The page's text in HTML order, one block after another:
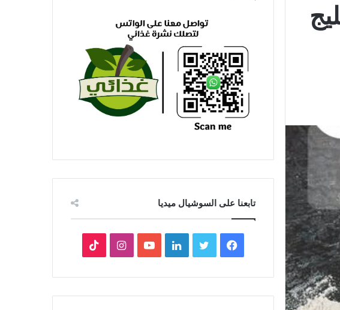
تابعنا على السوشيال ميديا
فيسبوكتويتر لينكدإنيوتيوبانستقرام